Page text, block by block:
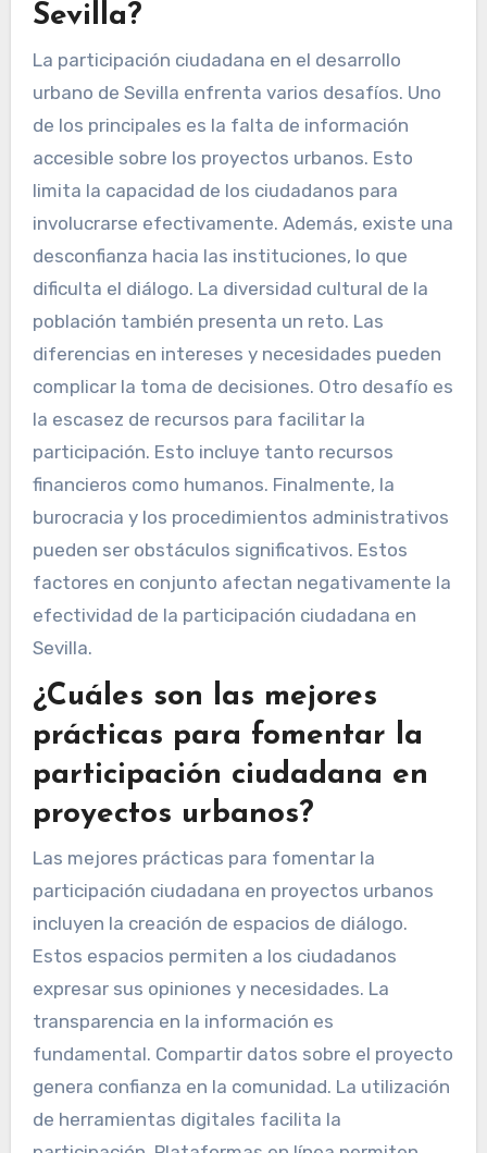
Sevilla?
La participación ciudadana en el desarrollo
urbano de Sevilla enfrenta varios desafíos. Uno
de los principales es la falta de información
accesible sobre los proyectos urbanos. Esto
limita la capacidad de los ciudadanos para
involucrarse efectivamente. Además, existe una
desconfianza hacia las instituciones, lo que
dificulta el diálogo. La diversidad cultural de la
población también presenta un reto. Las
diferencias en intereses y necesidades pueden
complicar la toma de decisiones. Otro desafío es
la escasez de recursos para facilitar la
participación. Esto incluye tanto recursos
financieros como humanos. Finalmente, la
burocracia y los procedimientos administrativos
pueden ser obstáculos significativos. Estos
factores en conjunto afectan negativamente la
efectividad de la participación ciudadana en
Sevilla.
¿Cuáles son las mejores
prácticas para fomentar la
participación ciudadana en
proyectos urbanos?
Las mejores prácticas para fomentar la
participación ciudadana en proyectos urbanos
incluyen la creación de espacios de diálogo.
Estos espacios permiten a los ciudadanos
expresar sus opiniones y necesidades. La
transparencia en la información es
fundamental. Compartir datos sobre el proyecto
genera confianza en la comunidad. La utilización
de herramientas digitales facilita la